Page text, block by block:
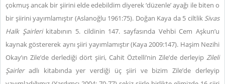
çokmuş ancak bir şiirini elde edebildim diyerek ‘düzenle’ ayağı ile biten o
bir şiirini yayımlamıştır (Aslanoğlu 1961:75). Doğan Kaya da 5 ciltlik Sivas
Halk Şairlerikitabının 5. cildinin 147. sayfasında Vehbi Cem Aşkun’u
kaynak göstererek aynı şiiri yayımlamıştır (Kaya 2009:147). Haşim Nezihi
Okay’ın Zile’de derlediği dört şiiri, Cahit Öztelli’nin Zile’de derleyip Zileli
Şairleradlı kitabında yer verdiği üç şiiri ve bizim Zile’de derleyip